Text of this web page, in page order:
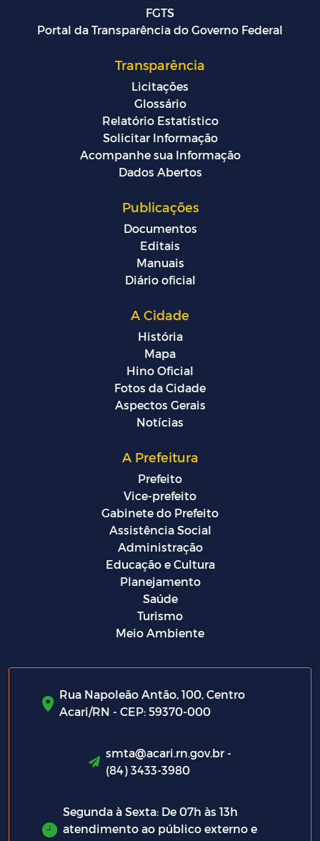
FGTS
Portal da Transparência do Governo Federal
Transparência
Licitações
Glossário
Relatório Estatístico
Solicitar Informação
Acompanhe sua Informação
Dados Abertos
Publicações
Documentos
Editais
Manuais
Diário oficial
A Cidade
História
Mapa
Hino Oficial
Fotos da Cidade
Aspectos Gerais
Notícias
A Prefeitura
Prefeito
Vice-prefeito
Gabinete do Prefeito
Assistência Social
Administração
Educação e Cultura
Planejamento
Saúde
Turismo
Meio Ambiente
Rua Napoleão Antão, 100, Centro
Acari/RN - CEP: 59370-000
smta@acari.rn.gov.br -
(84) 3433-3980
Segunda à Sexta: De 07h às 13h
atendimento ao público externo e